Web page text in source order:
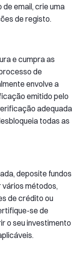
email, crie uma
de registo.
e cumpra as
de
envolve a
emitido pelo
adequada
todas as
deposite fundos
vários métodos,
de crédito ou
se de
o seu investimento